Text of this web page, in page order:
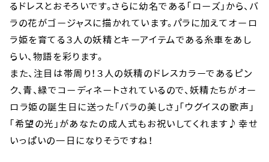
るドレスとおそろいです。さらに幼名である「ローズ」から、バ
ラの花がゴージャスに描かれています。パラに加えてオーロ
ラ姫を育てる３人の妖精とキーアイテムである糸車をあし
らい、物語を彩ります。
また、注目は帯周り！３人の妖精のドレスカラーであるピン
ク、青、緑でコーディネートされているので、妖精たちがオー
ロラ姫の誕生日に送った「バラの美しさ」「ウグイスの歌声」
「希望の光」があなたの成人式もお祝いしてくれます♪幸せ
いっぱいの一日になりそうですね！